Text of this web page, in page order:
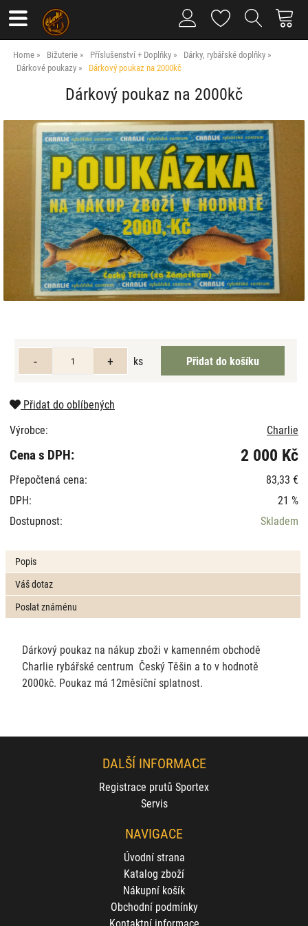
Home Bižuterie Příslušenství + Doplňky
Dárky, rybářské doplňky
Dárkové poukazy
Dárkový poukaz na 2000kč
Dárkový poukaz na 2000kč
ks
Přidat do oblíbených
Výrobce:
Charlie
Cena s DPH: 2 000 Kč
Přepočtená cena:
83,33 €
DPH:
21 %
Dostupnost:
Skladem
Popis
Váš dotaz
Poslat známénu
Dárkový poukaz na nákup zboži v kamenném obchodě
Charlie rybářské centrum Český Těšin a to v hodnotě
2000kč. Poukaz má 12měsíční splatnost.
DALŠÍ INFORMACE
Registrace prutů Sportex
Servis
NAVIGACE
Úvodní strana
Katalog zboží
Nákupní košík
Obchodní podmínky
Kontaktní informace